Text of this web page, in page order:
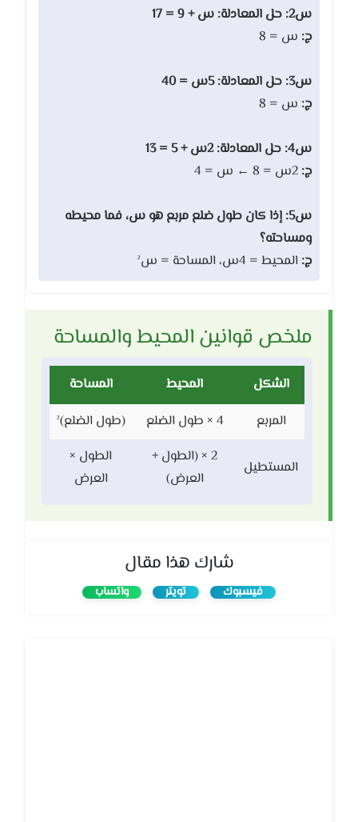
س2: حل المعادلة: س + 9 = 17
ج: س = 8
س3: حل المعادلة: 5س = 40
ج: س = 8
س4: حل المعادلة: 2س + 5 = 13
ج:
س5: إذا كان طول ضلع مربع هو س، فما محيطه
ومساحته؟
ج: المحيط = 4س، المساحة = س²
ملخص قوانين المحيط والمساحة
الشكل المحيط
المساحة
المربع
4 × طول الضلع (طول الضلع)²
المستطيل
2 × (الطول +
العرض)
الطول ×
العرض
شارك هذا مقال
فيسبوك تويتر واتساب